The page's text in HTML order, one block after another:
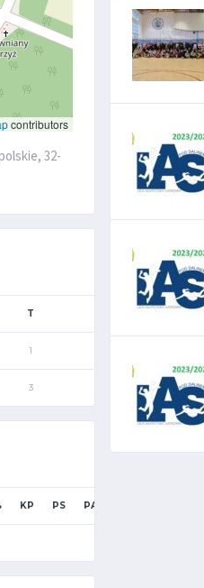
contributors
32-
T
1
3
KP PS PA